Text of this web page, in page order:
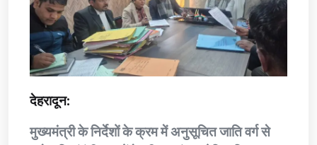
देहरादून:
मुख्यमंत्री के निर्देशों के क्रम में अनुसूचित जाति वर्ग से